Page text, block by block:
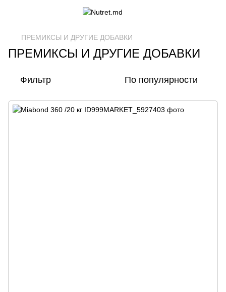
ПРЕМИКСЫ И ДРУГИЕ ДОБАВКИ
ПРЕМИКСЫ И ДРУГИЕ ДОБАВКИ
Фильтр По популярности